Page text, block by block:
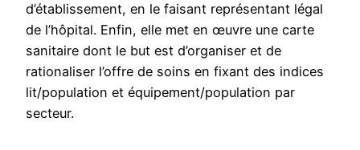
d’établissement, en le faisant représentant légal
de l’hôpital. Enfin, elle met en œuvre une carte
sanitaire dont le but est d’organiser et de
rationaliser l’offre de soins en fixant des indices
lit/population et équipement/population par
secteur.